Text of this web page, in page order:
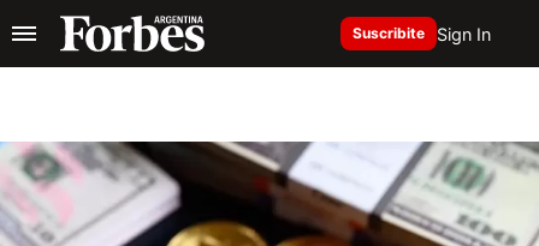
Suscribite Sign In